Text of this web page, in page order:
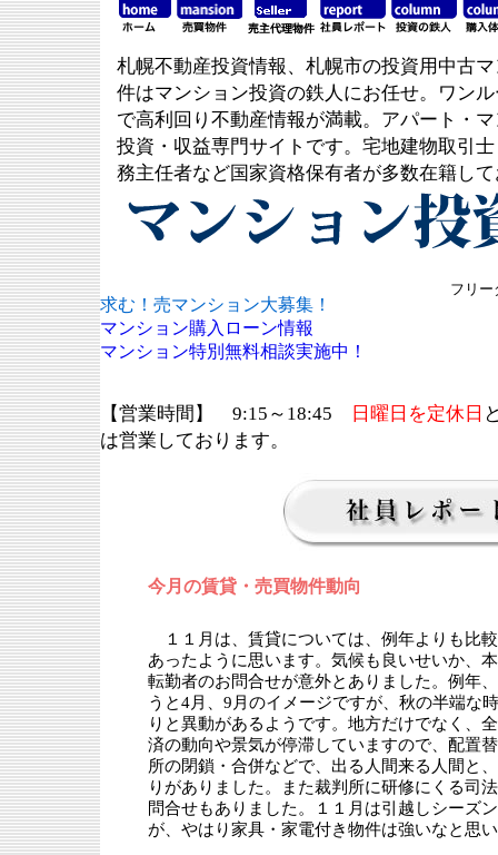
札幌不動産投資情報、札幌市の投資用中古
件はマンション投資の鉄人にお任せ。ワン
で高利回り不動産情報が満載。アパート・
投資・収益専門サイトです。宅地建物取引
務主任者など国家資格保有者が多数在籍し
求む！売マンション大募集！
マンション購入ローン情報
マンション特別無料相談実施中！
フリー
【営業時間】 9:15～18:45 日曜日を定休日
は営業しております。
今月の賃貸・売買物件動向
１１月は、賃貸については、例年よりも比
あったように思います。気候も良いせいか、
転勤者のお問合せが意外とありました。例年
うと4月、9月のイメージですが、秋の半端な
りと異動があるようです。地方だけでなく、
済の動向や景気が停滞していますので、配置
所の閉鎖・合併などで、出る人間来る人間と
りがありました。また裁判所に研修にくる司
問合せもありました。１１月は引越しシーズ
が、やはり家具・家電付き物件は強いなと思